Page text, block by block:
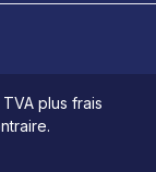
plus frais